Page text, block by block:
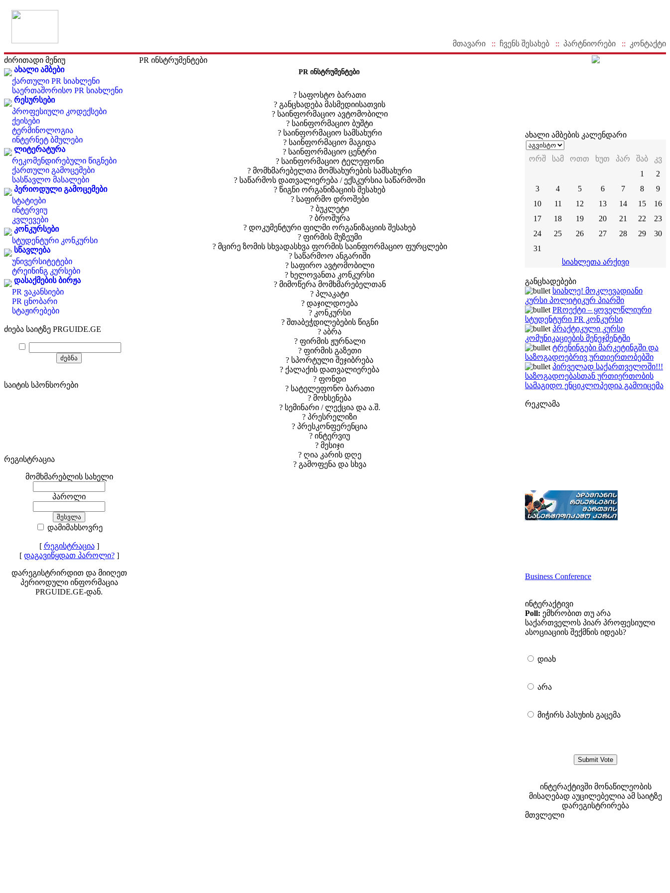
მთავარი :: ჩვენს შესახებ :: პარტნიორები :: კონტაქტი
ძირითადი მენიუ
ახალი ამბები
ქართული PR სიახლენი
საერთაშორისო PR სიახლენი
რესურსები
პროფესიული კოდექსები
ქეისები
ტერმინოლოგია
ინტერნეტ ბმულები
ლიტერატურა
რეკომენდირებული წიგნები
ქართული გამოცემები
სასწავლო მასალები
პერიოდული გამოცემები
სტატიები
ინტერვიუ
კვლევები
კონკურსები
სტუდენტური კონკურსი
სწავლება
უნივერსიტეტები
ტრეინინგ კურსები
დასაქმების ბირჟა
PR ვაკანსიები
PR ცნობარი
სტაჟირებები
ძიება საიტზე PRGUIDE.GE
საიტის სპონსორები
რეგისტრაცია
მომხმარებლის სახელი
პაროლი
დამიმახსოვრე
[ რეგისტრაცია]
[ დაგავიწყდათ პაროლი?]
დარეგისტრირდით და მიიღეთ
პერიოდული ინფორმაცია
PRGUIDE.GE-დან.
PR ინსტრუმენტები
PR ინსტრუმენტები
? საფოსტო ბარათი
? განცხადება მასმედიისათვის
? საინფორმაციო ავტომობილი
? საინფორმაციო ბუშტი
? საინფორმაციო სამსახური
? საინფორმაციო მაგიდა
? საინფორმაციო ცენტრი
? საინფორმაციო ტელეფონი
? მომხმარებელთა მომსახურების სამსახური
? საწარმოს დათვალიერება / ექსკურსია საწარმოში
? წიგნი ორგანიზაციის შესახებ
? საფირმო დროშები
? ბუკლეტი
? ბროშურა
? დოკუმენტური ფილმი ორგანიზაციის შესახებ
? ფირმის მუზეუმი
? მცირე ზომის სხვადასხვა ფორმის საინფორმაციო ფურცლები
? საწარმოო ანგარიში
? საფირო ავტომობილი
? ხელოვანთა კონკურსი
? მიმოწერა მომხმარებელთან
? პლაკატი
? დაჯილდოება
? კონკურსი
? შთაბეჭდილებების წიგნი
? აბრა
? ფირმის ჟურნალი
? ფირმის გაზეთი
? სპორტული შეჯიბრება
? ქალაქის დათვალიერება
? ფონდი
? სატელეფონო ბარათი
? მოხსენება
? სემინარი / ლექცია და ა.შ.
? პრესრელიზი
? პრესკონფერენცია
? ინტერვიუ
? მესიჯი
? ღია კარის დღე
? გამოფენა და სხვა
ახალი ამბების კალენდარი
ორშ სამ ოთთ ხუთ პარ შაბ
კვ
1
2
3
4 5 6 7 8
9
10
11 12 13 14 15
16
17
18 19 20 21 22
23
24
25 26 27 28 29
30
31
სიახლეთა არქივი
განცხადებები
სიახლე! მოკლევადიანი
კურსი პოლიტიკურ პიარში
PRოექტი – ყოველწლიური
სტუდენტური PR კონკურსი
პრაქტიკული კურსი
კომუნიკაციების მენეჯმენტში
ტრენინგები მარკეტინგში და
საზოგადოებრივ ურთიერთობებში
პირველად საქართველოში!!!
საზოგადოებასთან ურთიერთობის
სამაგიდო ენციკლოპედია გამოიცემა
რეკლამა
Business Conference
ინტერაქტივი
Poll: ემხრობით თუ არა
საქართველოს პიარ პროფესიული
ასოციაციის შექმნის იდეას?
დიახ
არა
მიჭირს პასუხის გაცემა
ინტერაქტივში მონაწილეობის
მისაღებად აუცილებელია ამ საიტზე
დარეგისტრირება
მთვლელი